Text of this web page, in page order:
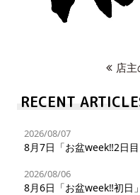
店
RECENT
2026/08/07
8月7日「お盆week‼︎2日目
2026/08/06
8月6日「お盆week‼︎初日」